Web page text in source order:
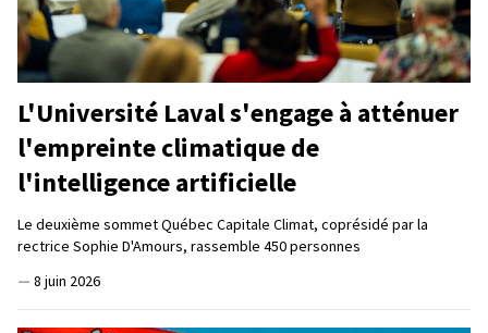
L'Université Laval s'engage à atténuer
l'empreinte climatique de
l'intelligence artificielle
Le deuxième sommet Québec Capitale Climat, coprésidé par la
rectrice Sophie D'Amours, rassemble 450 personnes
— 8 juin 2026